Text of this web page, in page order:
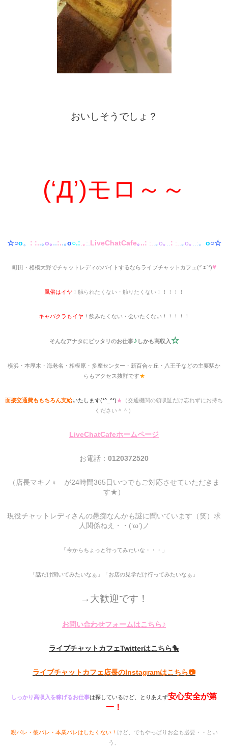
おいしそうでしょ？
(‘Д’)モロ～～
☆○o。 : :..｡o｡..:..｡o○.:.｡:.LiveChatCafe｡..: :..｡o｡..: :..｡o｡..:。 o○☆
町田・相模大野でチャットレディのバイトするならライブチャットカフェ(*´ｪ`*)♥
風俗はイヤ ！触られたくない・触りたくない！！！！！
キャバクラもイヤ ！飲みたくない・会いたくない！！！！！
そんなアナタにピッタリのお仕事♪ しかも高収入☆
横浜・本厚木・海老名・相模原・多摩センター・新百合ヶ丘・八王子などの主要駅か
らもアクセス抜群です★
面接交通費ももちろん支給いたします(*^_^*)★ （交通機関の領収証だけ忘れずにお持ち
ください＾＾）
LiveChatCafeホームページ
お電話： 0120372520
（店長マキノ♀ が24時間365日いつでもご対応させていただきま
す★）
現役チャットレディさんの愚痴なんかも謎に聞いています（笑）求
人関係ねえ・・(‘ω’)ノ
「今からちょっと行ってみたいな・・・」
「話だけ聞いてみたいなぁ」「お店の見学だけ行ってみたいなぁ」
→大歓迎です！
お問い合わせフォームはこちら♪
ライブチャットカフェTwitterはこちら🐤
ライブチャットカフェ店長のInstagramはこちら📷
しっかり高収入を稼げるお仕事は探しているけど、とりあえず安心安全が第
一！
親バレ・彼バレ・本業バレはしたくない！ けど、でもやっぱりお金も必要・・とい
う、